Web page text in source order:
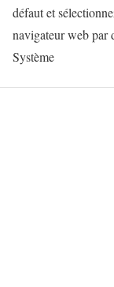
défaut et
navigateur web par
Système